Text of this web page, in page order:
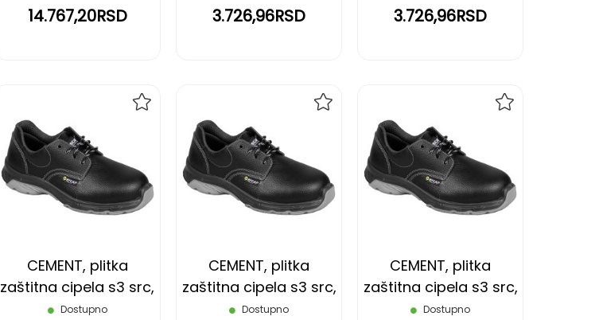
14.767,20RSD 3.726,96RSD 3.726,96RSD
CEMENT, plitka
zaštitna cipela s3 src,
crna, 39
Dostupno
LISTU
ŽELJA
CEMENT, plitka
zaštitna cipela s3 src,
crna, 40
Dostupno
LISTU
ŽELJA
CEMENT, plitka
zaštitna cipela s3 src,
crna, 41
Dostupno
LISTU
ŽELJA